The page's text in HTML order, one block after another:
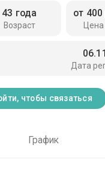
Возраст
43 года от
Дата
чтобы связаться
График